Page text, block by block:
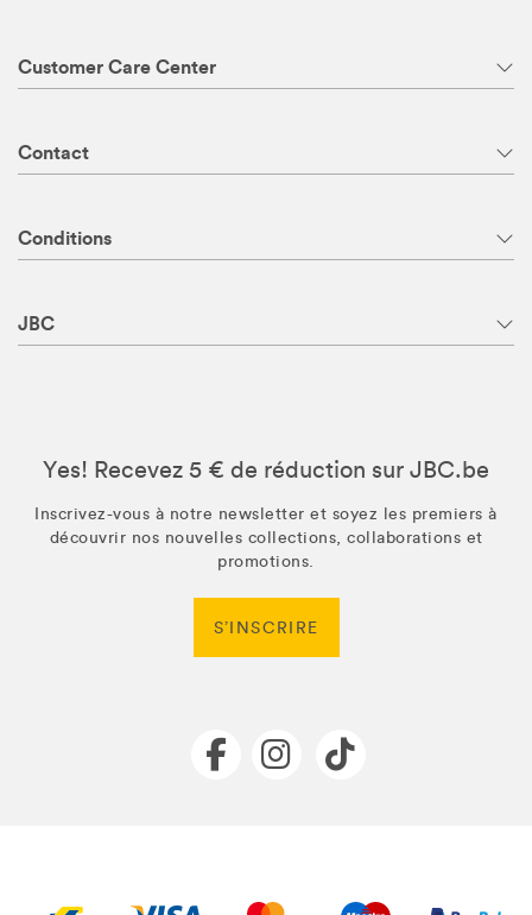
Customer Care Center
Contact
Conditions
JBC
Yes! Recevez 5 € de réduction sur JBC.be
Inscrivez-vous à notre newsletter et soyez les premiers à
découvrir nos nouvelles collections, collaborations et
promotions.
S’INSCRIRE